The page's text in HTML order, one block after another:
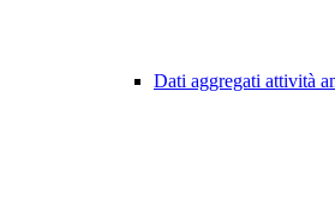
Dati aggregati attività